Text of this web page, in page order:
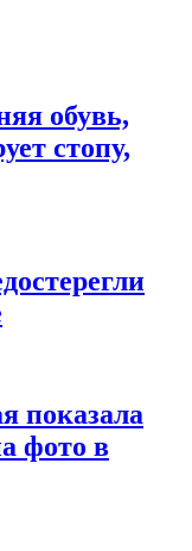
обувь,
стопу,
показала
фото в